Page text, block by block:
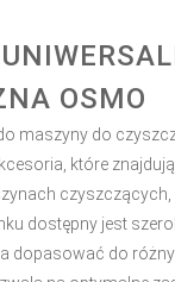
OSMO
maszyny do
które
dostępny jest
dopasować do